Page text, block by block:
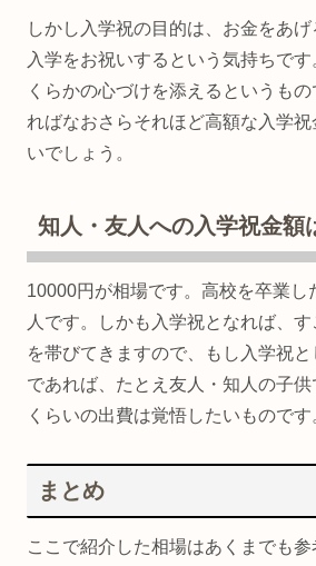
しかし入学祝の目的は、お金をあげ
入学をお祝いするという気持ちで
くらかの心づけを添えるというも
ればなおさらそれほど高額な入学
いでしょう。
知人・友人への入学祝金額
10000円が相場です。高校を卒業し
人です。しかも入学祝となれば、
を帯びてきますので、もし入学祝
であれば、たとえ友人・知人の子
くらいの出費は覚悟したいものです
まとめ
ここで紹介した相場はあくまでも